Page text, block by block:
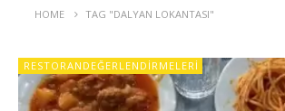
HOME TAG "DALYAN LOKANTASI"
RESTORANDEĞERLENDIRMELERI